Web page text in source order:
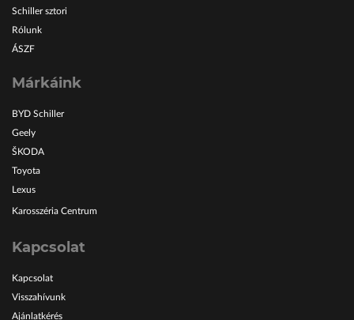
Schiller sztori
Rólunk
ÁSZF
Márkáink
BYD Schiller
Geely
ŠKODA
Toyota
Lexus
Karosszéria Centrum
Kapcsolat
Kapcsolat
Visszahívunk
Ajánlatkérés